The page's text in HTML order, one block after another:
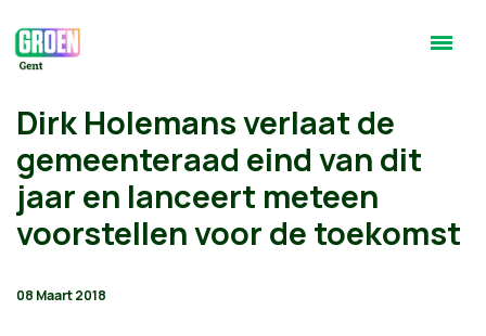
Dirk Holemans verlaat de
gemeenteraad eind van dit
jaar en lanceert meteen
voorstellen voor de toekomst
08 Maart 2018